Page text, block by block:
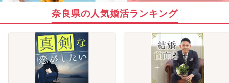
奈良県の人気婚活ランキング